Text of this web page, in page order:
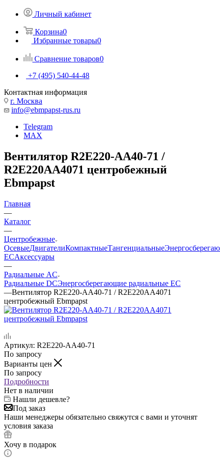
Личный кабинет
Корзина0
Избранные товары0
Сравнение товаров0
+7 (495) 540-44-48
Контактная информация
г. Москва
info@ebmpapst-rus.ru
Telegram
MAX
Вентилятор R2E220-AA40-71 /
R2E220AA4071 центробежный
Ebmpapst
Главная
—
Каталог
—
Центробежные
ОсевыеДвигателиКомпактныеТангенциальные
ECАксессуары
—
Радиальные AC
Радиальные DCЭнергосберегающие радиальные EC
—Вентилятор R2E220-AA40-71 / R2E220AA4071
центробежный Ebmpapst
Артикул: R2E220-AA40-71
По запросу
Варианты цен
По запросу
Подробности
Нет в наличии
Нашли дешевле?
Под заказ
Наши менеджеры обязательно свяжутся с вами и уточнят
условия заказа
Хочу в подарок